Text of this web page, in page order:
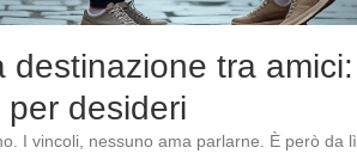
destinazione tra
desideri
I vincoli, nessuno ama parlarne. È però da